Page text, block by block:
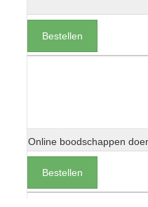
Bestellen
Online boodschappen
Bestellen